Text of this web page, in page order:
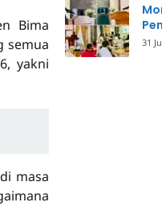
Bima
semua
yakni
masa
31